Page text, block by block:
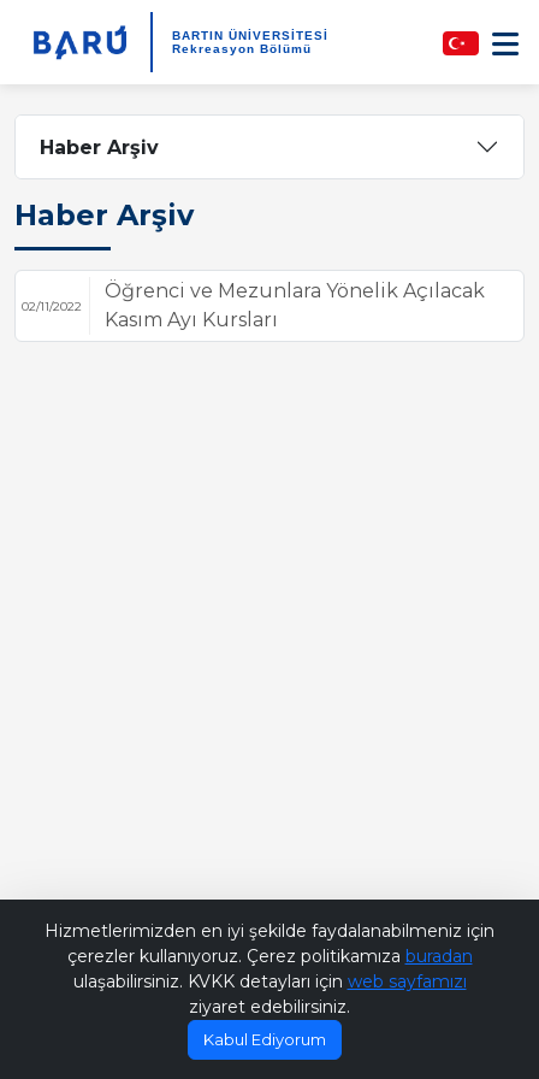
BARTIN ÜNİVERSİTESİ
Rekreasyon Bölümü
Haber Arşiv
Haber Arşiv
02/11/2022
Öğrenci ve Mezunlara Yönelik Açılacak
Kasım Ayı Kursları
Hizmetlerimizden en iyi şekilde faydalanabilmeniz için
çerezler kullanıyoruz. Çerez politikamıza buradan
ulaşabilirsiniz. KVKK detayları için web sayfamızı
ziyaret edebilirsiniz.
Kabul Ediyorum
Bana Soru Sor | Ask Me